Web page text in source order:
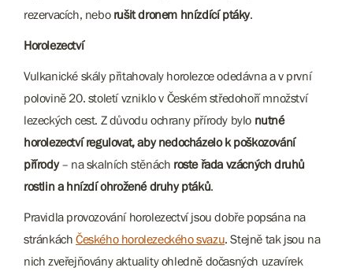
rezervacích, nebo rušit dronem hnízdící ptáky.
Horolezectví
Vulkanické skály přitahovaly horolezce odedávna a v první
polovině 20. století vzniklo v Českém středohoří množství
lezeckých cest. Z důvodu ochrany přírody bylo nutné
horolezectví regulovat, aby nedocházelo k poškozování
přírody– na skalních stěnách roste řada vzácných druhů
rostlin a hnízdí ohrožené druhy ptáků.
Pravidla provozování horolezectví jsou dobře popsána na
stránkách Českého horolezeckého svazu. Stejně tak jsou na
nich zveřejňovány aktuality ohledně dočasných uzavírek